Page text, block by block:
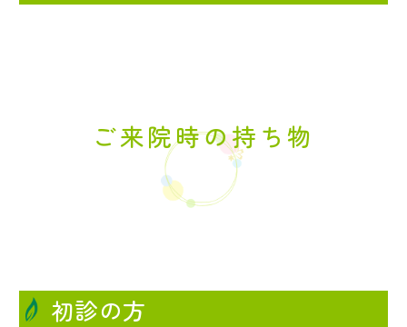
ご来院時の持ち物
初診の方